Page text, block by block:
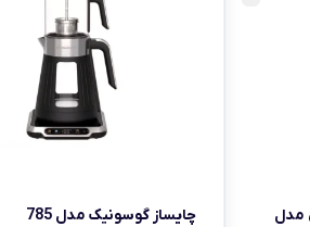
مدل
چایساز گوسونیک مدل 785